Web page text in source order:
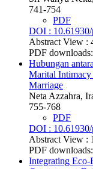
741-754
PDF
DOI :
Abstract View :
PDF
Hubungan
Marital Intimacy
Marriage
Neta Azzahra,
755-768
PDF
DOI :
Abstract View :
PDF
Integrating Eco-